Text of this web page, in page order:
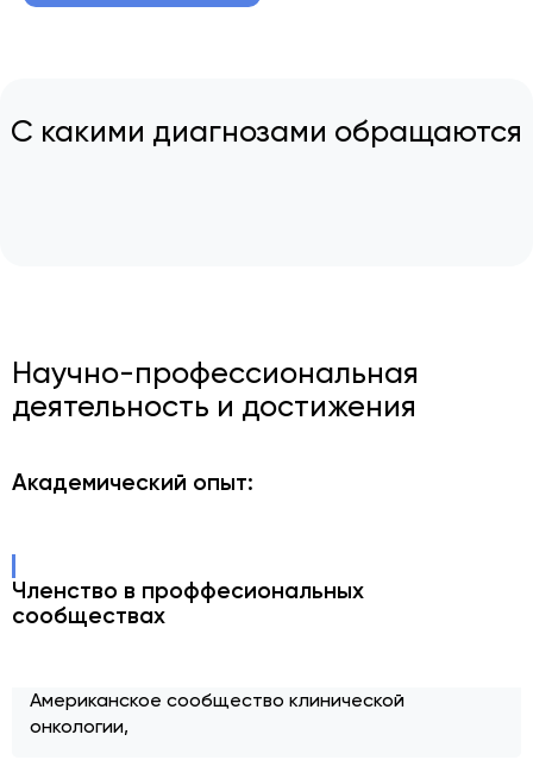
С какими диагнозами обращаются
Научно-профессиональная
деятельность и достижения
Академический опыт:
Членство в проффесиональных
сообществах
Американское сообщество клинической
онкологии,